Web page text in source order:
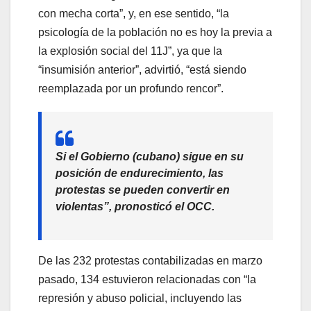
con mecha corta”, y, en ese sentido, “la
psicología de la población no es hoy la previa a
la explosión social del 11J”, ya que la
“insumisión anterior”, advirtió, “está siendo
reemplazada por un profundo rencor”.
Si el Gobierno (cubano) sigue en su
posición de endurecimiento, las
protestas se pueden convertir en
violentas”, pronosticó el OCC.
De las 232 protestas contabilizadas en marzo
pasado, 134 estuvieron relacionadas con “la
represión y abuso policial, incluyendo las